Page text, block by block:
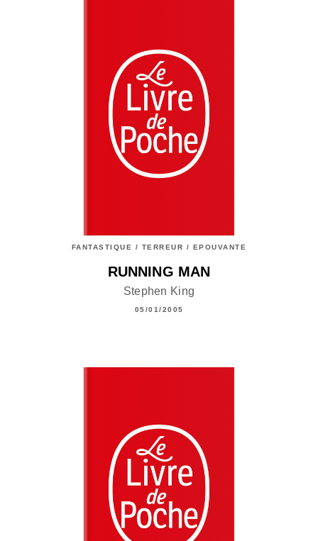
FANTASTIQUE / TERREUR / EPOUVANTE
RUNNING MAN
Stephen King
05/01/2005